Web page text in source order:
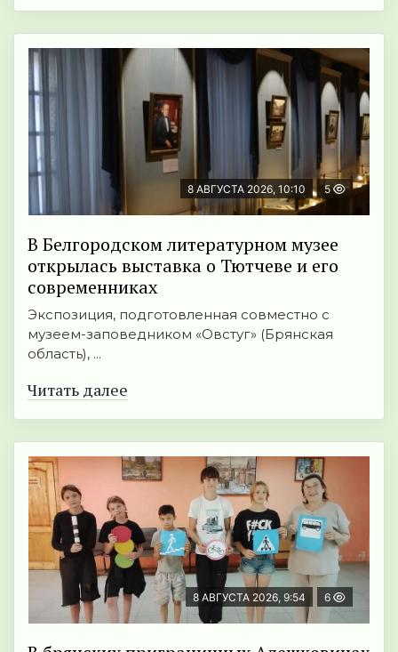
8 АВГУСТА 2026, 10:10 5
В Белгородском литературном музее
открылась выставка о Тютчеве и его
современниках
Экспозиция, подготовленная совместно с
музеем-заповедником «Овстуг» (Брянская
область), ...
Читать далее
8 АВГУСТА 2026, 9:54 6